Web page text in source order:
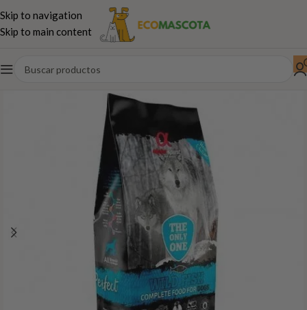
Skip to navigation
Skip to main content
Inicio Perros Pienso